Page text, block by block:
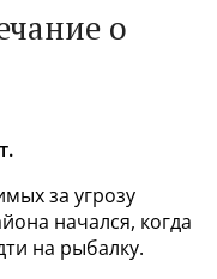
о
за угрозу
начался, когда
на рыбалку.